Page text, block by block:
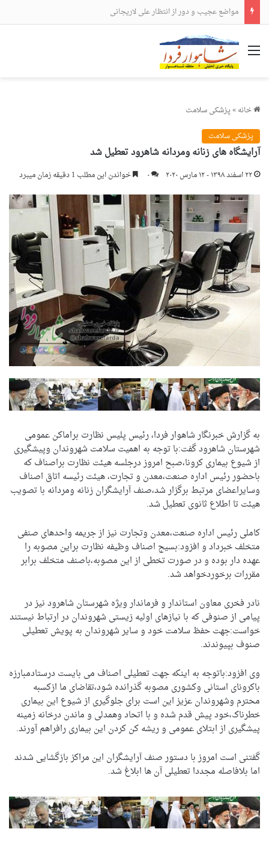
مواضع عجیب و دور از انتظار علی لاریجانی
منو
خانه»پزشکی سلامت
پزشکی سلامت
آرایشگاه های زنانه ومردانه شاهرود تعطیل شد
۲۲ اسفند ۱۳۹۸ - ۱۲ مارس ۲۰۲۰ ۰ خواندن این مطلب 1 دقیقه زمان میبرد
به گزارش خبرنگار شاهوار فردا، رئیس پلیس نظارت براماکن عمومی
شهرستان شاهرود گفت:با توجه به اهمیت سلامت شهروندان وپیشگیری
از شیوع بیماری کرونا،صبح امروز درجلسه هیئت نظارت براصناف که
باحضور رئیس اداره صنعت،معدن و تجارت، هیئت رئیسه اتاق اصناف
وسایراعضای مرتبط برگزار شد،صنف آرایشگران زنانه ومردانه با تصویب
هیئت تا اطلاع ثانوی تعطیل شد.
کاملی رئیس اداره صنعت،معدن وتجارت نیز از جریمه واحدهای صنفی
متخلف خبرداد و افزود:بسیج اصناف وظیفه نظارت براین مصوبه را
عهده دار بوده و در صورت تخطی از این مصوبه،باصنف متخلف برابر
مقررات برخوردخواهد شد.
نادر فخری معاون استاندار و فرماندار ویژه شهرستان شاهرود نیز در
پیامی از صنوفی که با نیازهای اولیه زیستی شهروندان در ارتباط نیستند
خواست:جهت حفظ سلامت خود و سایر شهروندان به پویش تعطیلی
صنوف بپیوندند.
وی افزود:باتوجه به اینکه جهت تعطیلی اصناف می بایست درستادمبارزه
باکرونای استانی وکشوری مصوبه گذرانده شود،تقاضای ما ازکسبه
محترم وشهروندان عزیز این است برای جلوگیری از شیوع این بیماری
خطرناک،خود پیش قدم شده و با اتحاد وهمدلی و ماندن درخانه زمینه
پیشگیری از ابتلای عمومی و ریشه کن کردن این بیماری رافراهم آورند.
گفتنی است امروز با دستور صنف آرایشگران این مراکز بازگشایی شدند
اما بلافاصله مجددا تعطیلی آن ها ابلاغ شد.